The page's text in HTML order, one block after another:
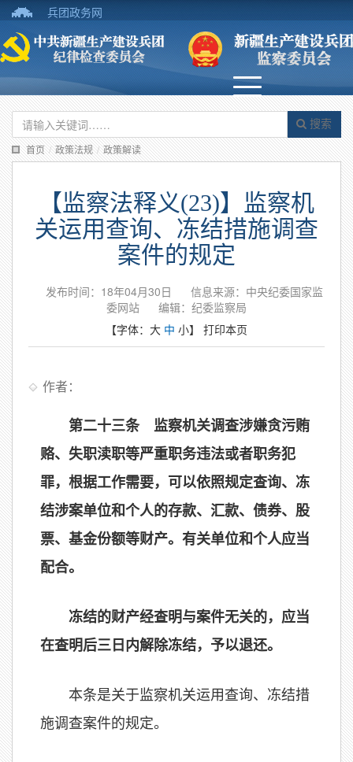
兵团政务网
搜索
首页 / 政策法规 / 政策解读
【监察法释义(23)】监察机
关运用查询、冻结措施调查
案件的规定
发布时间：18年04月30日
信息来源：中央纪委国家监
委网站
编辑：纪委监察局
【字体： 大 中 小】 打印本页
作者：
第二十三条 监察机关调查涉嫌贪污贿
赂、失职渎职等严重职务违法或者职务犯
罪，根据工作需要，可以依照规定查询、冻
结涉案单位和个人的存款、汇款、债券、股
票、基金份额等财产。有关单位和个人应当
配合。
冻结的财产经查明与案件无关的，应当
在查明后三日内解除冻结，予以退还。
本条是关于监察机关运用查询、冻结措
施调查案件的规定。